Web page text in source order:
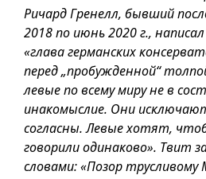
Ричард Гренелл, бывший
2018 по июнь 2020 г.,
«глава германских
перед „пробужденной“
левые по всему миру не в
инакомыслие. Они
согласны. Левые хотят,
говорили одинаково». Твит
словами: «Позор трусливому